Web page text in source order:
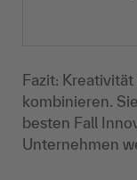
Fazit:
kombinieren.
besten Fall
Unternehmen